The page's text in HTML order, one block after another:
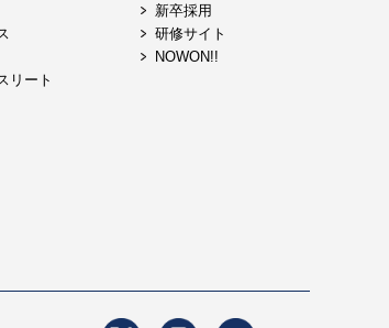
リート
新卒採用
研修サイト
NOWON!!